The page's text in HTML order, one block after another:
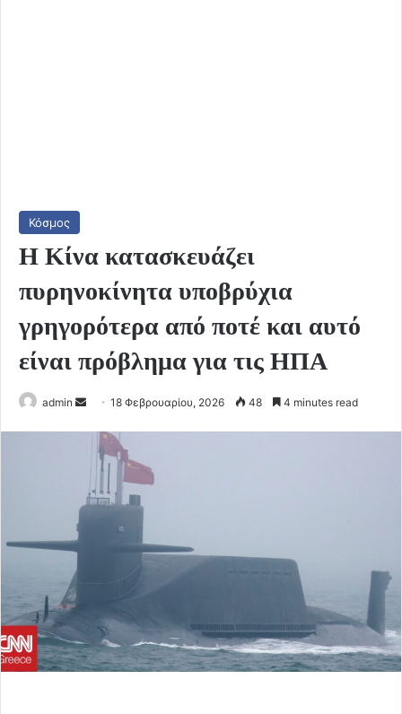
Κόσμος
Η Κίνα κατασκευάζει
πυρηνοκίνητα υποβρύχια
γρηγορότερα από ποτέ και αυτό
είναι πρόβλημα για τις ΗΠΑ
admin
Send
email
18 Φεβρουαρίου, 2026 48 4 minutes read